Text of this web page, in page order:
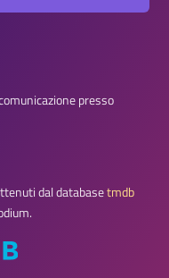
presso
dal databasetmdb